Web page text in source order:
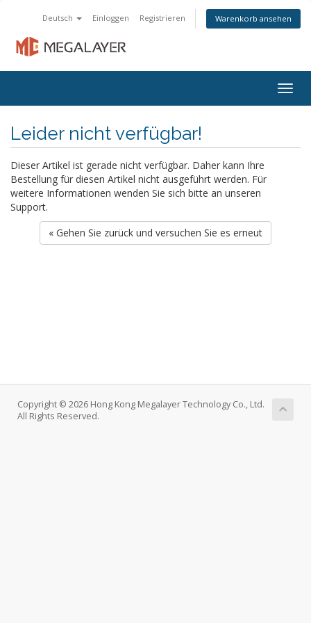
Deutsch Einloggen Registrieren Warenkorb ansehen
Leider nicht verfügbar!
Dieser Artikel ist gerade nicht verfügbar. Daher kann Ihre
Bestellung für diesen Artikel nicht ausgeführt werden. Für
weitere Informationen wenden Sie sich bitte an unseren
Support.
« Gehen Sie zurück und versuchen Sie es erneut
Copyright © 2026 Hong Kong Megalayer Technology Co., Ltd.
All Rights Reserved.